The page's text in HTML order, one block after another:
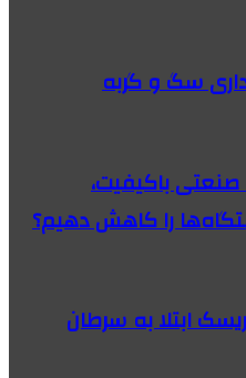
سگ و گربه
باکیفیت،
را کاهش دهیم؟
ابتلا به سرطان